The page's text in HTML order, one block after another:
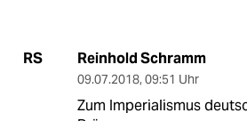
RS Reinhold Schramm
09.07.2018, 09:51 Uhr
Zum Imperialismus